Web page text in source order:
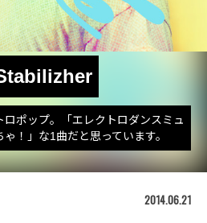
ポップ。「エレクトロダンスミュ
！」な1曲だと思っています。
2014.06.21